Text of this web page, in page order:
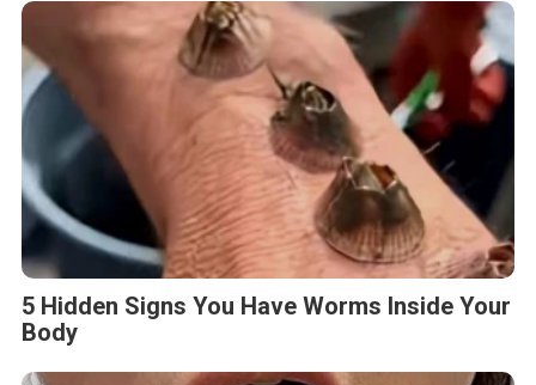
5 Hidden Signs You Have Worms Inside Your
Body